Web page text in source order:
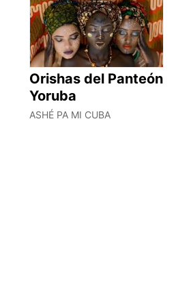
Orishas del Panteón
Yoruba
ASHÉ PA MI CUBA